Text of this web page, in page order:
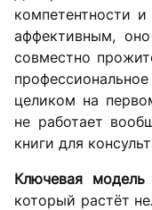
компетентности
аффективным,
совместно
целиком на
не работает
книги для
Ключевая модель
который растёт